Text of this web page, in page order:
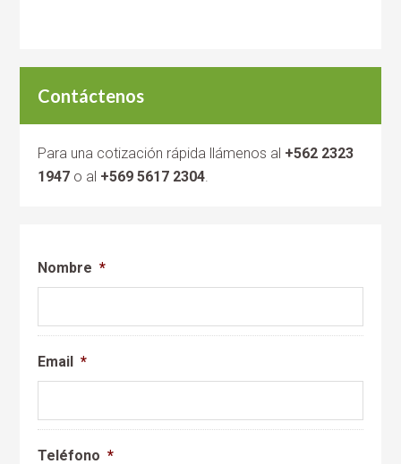
Contáctenos
Para una cotización rápida llámenos al +562 2323
1947 o al +569 5617 2304.
Nombre *
Email *
Teléfono *